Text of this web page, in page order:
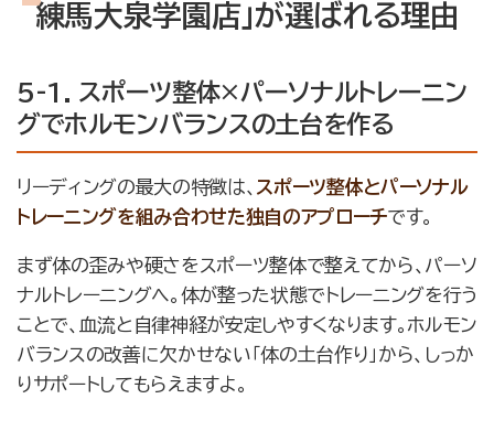
練馬大泉学園店」が選ばれる理由
5-1. スポーツ整体×パーソナルトレーニン
グでホルモンバランスの土台を作る
リーディングの最大の特徴は、 スポーツ整体とパーソナル
トレーニングを組み合わせた独自のアプローチです。
まず体の歪みや硬さをスポーツ整体で整えてから、パーソ
ナルトレーニングへ。体が整った状態でトレーニングを行う
ことで、血流と自律神経が安定しやすくなります。ホルモン
バランスの改善に欠かせない「体の土台作り」から、しっか
りサポートしてもらえますよ。